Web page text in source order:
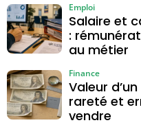
Salaire et
:
au métier
Emploi
Valeur
rareté et
vendre
Finance